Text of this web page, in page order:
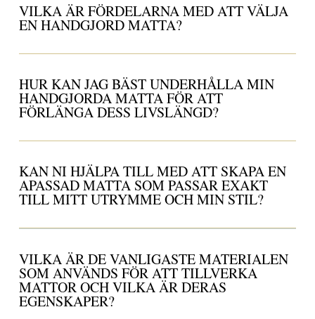
VILKA ÄR FÖRDELARNA MED ATT VÄLJA
EN HANDGJORD MATTA?
HUR KAN JAG BÄST UNDERHÅLLA MIN
HANDGJORDA MATTA FÖR ATT
FÖRLÄNGA DESS LIVSLÄNGD?
KAN NI HJÄLPA TILL MED ATT SKAPA EN
APASSAD MATTA SOM PASSAR EXAKT
TILL MITT UTRYMME OCH MIN STIL?
VILKA ÄR DE VANLIGASTE MATERIALEN
SOM ANVÄNDS FÖR ATT TILLVERKA
MATTOR OCH VILKA ÄR DERAS
EGENSKAPER?